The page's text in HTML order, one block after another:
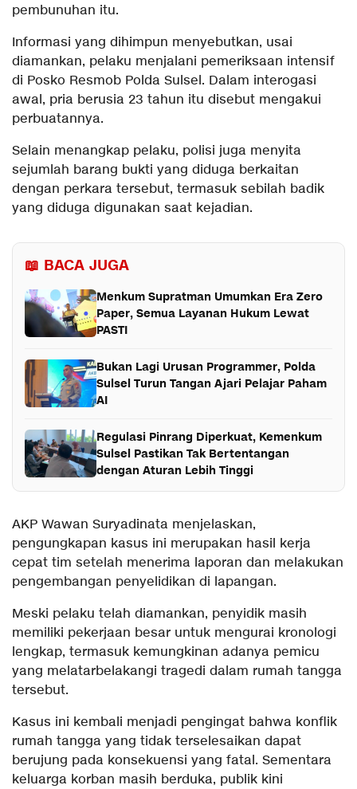
pembunuhan itu.
Informasi yang dihimpun menyebutkan, usai
diamankan, pelaku menjalani pemeriksaan intensif
di Posko Resmob Polda Sulsel. Dalam interogasi
awal, pria berusia 23 tahun itu disebut mengakui
perbuatannya.
Selain menangkap pelaku, polisi juga menyita
sejumlah barang bukti yang diduga berkaitan
dengan perkara tersebut, termasuk sebilah badik
yang diduga digunakan saat kejadian.
📖 BACA JUGA
Menkum Supratman Umumkan Era Zero
Paper, Semua Layanan Hukum Lewat
PASTI
Bukan Lagi Urusan Programmer, Polda
Sulsel Turun Tangan Ajari Pelajar Paham
AI
Regulasi Pinrang Diperkuat, Kemenkum
Sulsel Pastikan Tak Bertentangan
dengan Aturan Lebih Tinggi
AKP Wawan Suryadinata menjelaskan,
pengungkapan kasus ini merupakan hasil kerja
cepat tim setelah menerima laporan dan melakukan
pengembangan penyelidikan di lapangan.
Meski pelaku telah diamankan, penyidik masih
memiliki pekerjaan besar untuk mengurai kronologi
lengkap, termasuk kemungkinan adanya pemicu
yang melatarbelakangi tragedi dalam rumah tangga
tersebut.
Kasus ini kembali menjadi pengingat bahwa konflik
rumah tangga yang tidak terselesaikan dapat
berujung pada konsekuensi yang fatal. Sementara
keluarga korban masih berduka, publik kini